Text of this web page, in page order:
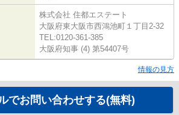
株式会社 住都エステート
大阪府東大阪市西鴻池町１丁目2-32
TEL:0120-361-385
大阪府知事 (4) 第54407号
情報の見方
でお問い合わせする(無料)